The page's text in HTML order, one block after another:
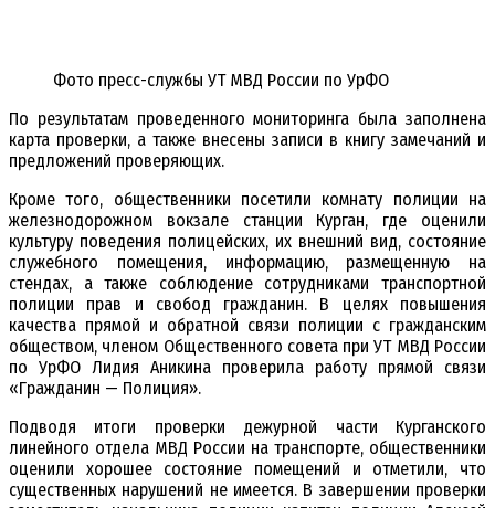
Фото пресс-службы УТ МВД России по УрФО
По результатам проведенного мониторинга была заполнена
карта проверки, а также внесены записи в книгу замечаний и
предложений проверяющих.
Кроме того, общественники посетили комнату полиции на
железнодорожном вокзале станции Курган, где оценили
культуру поведения полицейских, их внешний вид, состояние
служебного помещения, информацию, размещенную на
стендах, а также соблюдение сотрудниками транспортной
полиции прав и свобод гражданин. В целях повышения
качества прямой и обратной связи полиции с гражданским
обществом, членом Общественного совета при УТ МВД России
по УрФО Лидия Аникина проверила работу прямой связи
«Гражданин — Полиция».
Подводя итоги проверки дежурной части Курганского
линейного отдела МВД России на транспорте, общественники
оценили хорошее состояние помещений и отметили, что
существенных нарушений не имеется. В завершении проверки